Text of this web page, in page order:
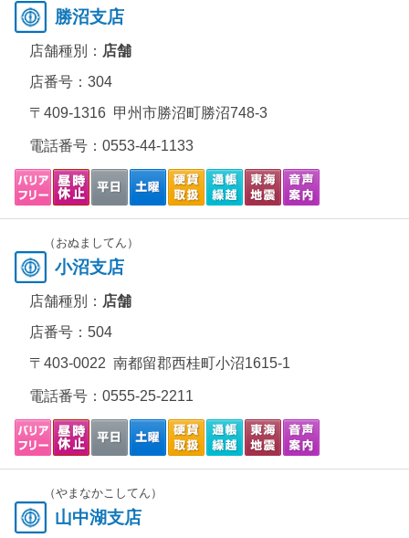
勝沼支店
店舗種別： 店舗
店番号：304
〒409-1316 甲州市勝沼町勝沼748-3
電話番号： 0553-44-1133
（おぬましてん）
小沼支店
店舗種別： 店舗
店番号：504
〒403-0022 南都留郡西桂町小沼1615-1
電話番号： 0555-25-2211
（やまなかこしてん）
山中湖支店